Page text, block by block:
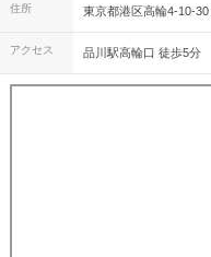
住所 東京都港区高輪4-10-
アクセス 品川駅高輪口 徒歩5分